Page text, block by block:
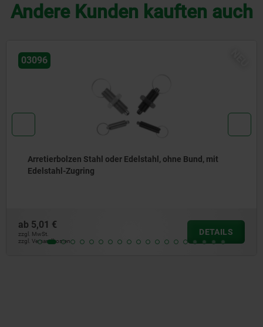
Andere Kunden kauften auch
03092
Arretierbolzen Stahl oder Edelstahl, kurze Ausführung,
mit Gewindezapfen
ab6,81 €
zzgl. MwSt.
zzgl. Versandkosten
DETAILS